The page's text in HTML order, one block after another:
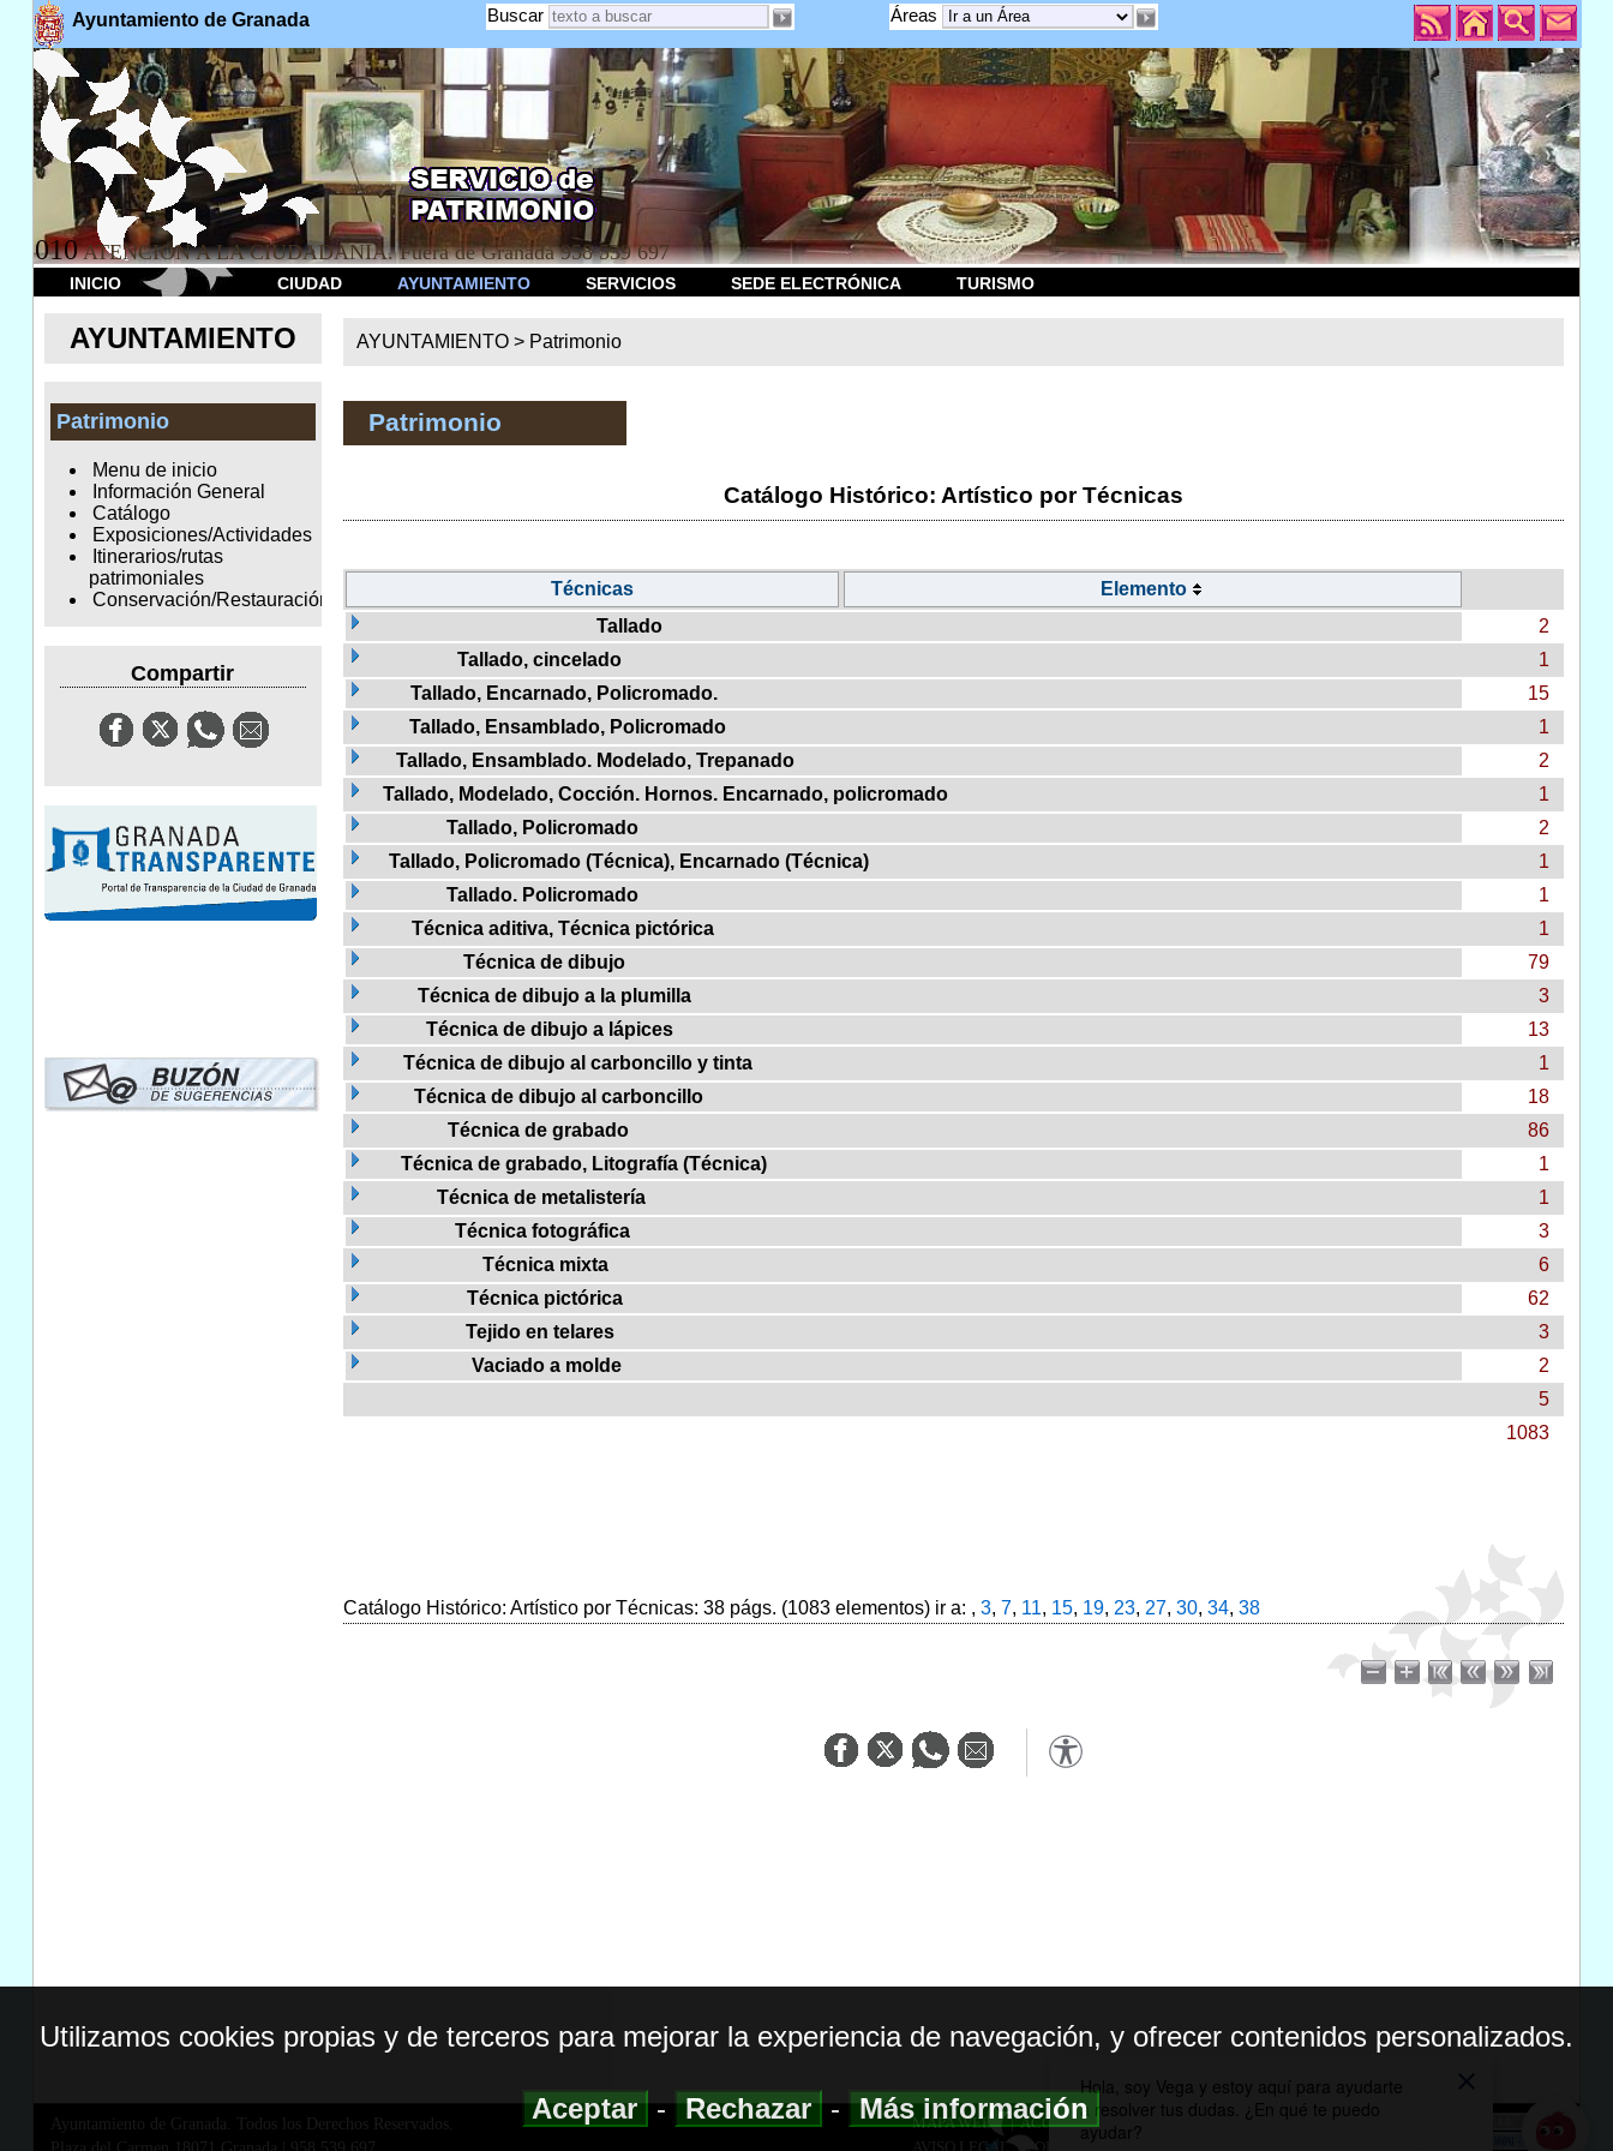
Ayuntamiento de Granada Áreas
Buscar
010 ATENCION A LA CIUDADANÍA. Fuera de Granada 958 539 697
INICIO CIUDAD AYUNTAMIENTO SERVICIOS SEDE ELECTRÓNICA TURISMO
AYUNTAMIENTO
Patrimonio
Menu de inicio
Información General
Catálogo
Exposiciones/Actividades
Itinerarios/rutas
patrimoniales
Conservación/Restauración
Compartir
AYUNTAMIENTO > Patrimonio
Patrimonio
Catálogo Histórico: Artístico por Técnicas
Técnicas
Elemento
Tallado
2
Tallado, cincelado
1
Tallado, Encarnado, Policromado.
15
Tallado, Ensamblado, Policromado
1
Tallado, Ensamblado. Modelado, Trepanado
2
Tallado, Modelado, Cocción. Hornos. Encarnado, policromado
1
Tallado, Policromado
2
Tallado, Policromado (Técnica), Encarnado (Técnica)
1
Tallado. Policromado
1
Técnica aditiva, Técnica pictórica
1
Técnica de dibujo
79
Técnica de dibujo a la plumilla
3
Técnica de dibujo a lápices
13
Técnica de dibujo al carboncillo y tinta
1
Técnica de dibujo al carboncillo
18
Técnica de grabado
86
Técnica de grabado, Litografía (Técnica)
1
Técnica de metalistería
1
Técnica fotográfica
3
Técnica mixta
6
Técnica pictórica
62
Tejido en telares
3
Vaciado a molde
2
5
1083
Catálogo Histórico: Artístico por Técnicas: 38 págs. (1083 elementos) ir a: , 3, 7, 11, 15, 19, 23, 27, 30, 34, 38
Ayuntamiento de Granada. Todos los Derechos Reservados.
MAPA WEB|ACCESIBILIDAD
AVISO LEGAL| POLITICA DE PRIVACIDAD
Utilizamos cookies propias y de terceros para mejorar la experiencia de navegación, y ofrecer contenidos personalizados.
Aceptar-Rechazar-Más información